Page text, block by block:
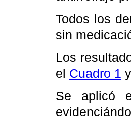
Todos los
sin
Los
el Cuadro 1
Se aplicó